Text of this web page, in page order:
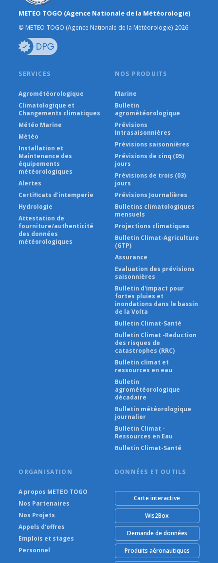
METEO TOGO (Agence Nationale de la Météorologie)
© METEO TOGO (Agence Nationale de la Météorologie) 2026
SERVICES
Agrométéorologique
Climatologique et
Changements climatiques
Météo Marine
Météo
Installation et
Maintenance des
équipements
météorologiques
Alertes
Certificats d'intemperie
Hydrologie
Attestation de
fourniture/authenticité
des données
météorologiques
NOS PRODUITS
Marine
Bulletin
agrométéorologique
Prévisions
Intrasaisonnières
Prévisions saisonnières
Prévisions de cinq (05)
jours
Prévisions de trois (03)
jours
Prévisions Journalières
Bulletins climatologiques
mensuels
Projections climatiques
Bulletin Climat-Agriculture
(GTP)
Assurance
Evaluation des prévisions
saisonnières
Bulletin d'impact pour
fortes pluies et
inondations dans le bassin
de la Volta
Bulletin Climat-Santé
Bulletin Climat -Reduction
des risques de
catastrophes (RRC)
Bulletin climat et
ressources en eau
Bulletin
agrométéorologique
décadaire
Bulletin météorologique
journalier
Bulletin Climat -
Ressources en Eau
Bulletin Climat-Santé
ORGANISATION
A propos METEO TOGO
Nos Partenaires
Nos Projets
Appels d'offres
Emplois et stages
Personnel
DONNÉES ET OUTILS
Carte interactive
Wis2Box
Demande de données
Produits aéronautiques